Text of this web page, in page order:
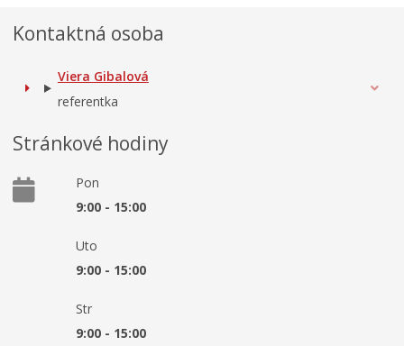
Kontaktná osoba
Viera Gibalová
referentka
Stránkové hodiny
Pon
9:00 - 15:00
Uto
9:00 - 15:00
Str
9:00 - 15:00